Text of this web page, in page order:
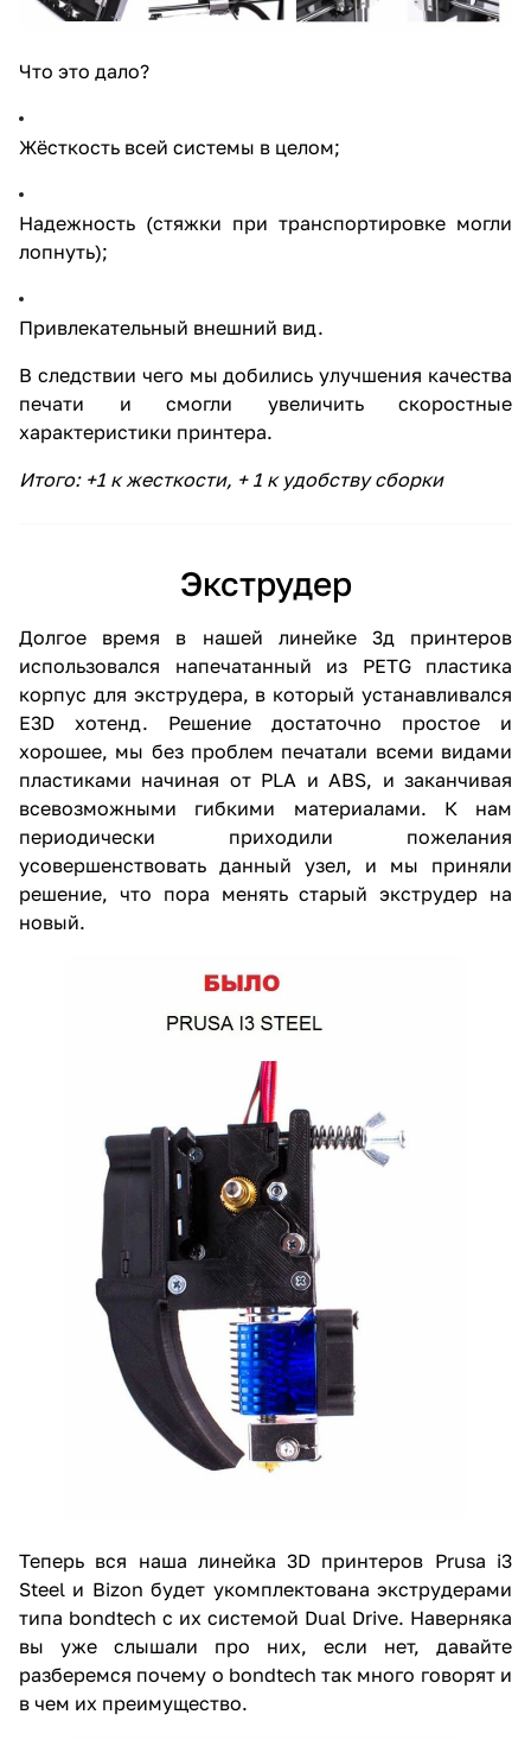
Что это дало?
Жёсткость всей системы в целом;
Надежность (стяжки при транспортировке могли
лопнуть);
Привлекательный внешний вид.
В следствии чего мы добились улучшения качества
печати и смогли увеличить скоростные
характеристики принтера.
Итого: +1 к жесткости, + 1 к удобству сборки
Экструдер
Долгое время в нашей линейке 3д принтеров
использовался напечатанный из PETG пластика
корпус для экструдера, в который устанавливался
E3D хотенд. Решение достаточно простое и
хорошее, мы без проблем печатали всеми видами
пластиками начиная от PLA и ABS, и заканчивая
всевозможными гибкими материалами. К нам
периодически приходили пожелания
усовершенствовать данный узел, и мы приняли
решение, что пора менять старый экструдер на
новый.
Теперь вся наша линейка 3D принтеров Prusa i3
Steel и Bizon будет укомплектована экструдерами
типа bondtech с их системой Dual Drive. Наверняка
вы уже слышали про них, если нет, давайте
разберемся почему о bondtech так много говорят и
в чем их преимущество.